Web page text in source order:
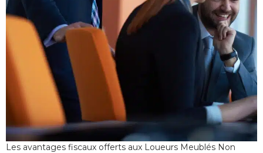
Les avantages fiscaux offerts aux Loueurs Meublés Non